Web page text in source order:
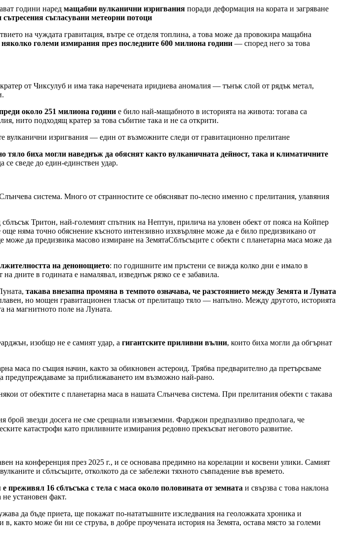
години наред мащабни вулканични изригвания поради деформация на кората и загряване
съгласувани метеорни потоци
на чуждата гравитация, вътре се отделя топлина, а това може да провокира мащабна
големи измирания през последните 600 милиона години — според него за това
от Чиксулуб и има така наречената иридиева аномалия — тънък слой от рядък метал,
около 251 милиона години е било най-мащабното в историята на живота: тогава са
нито подходящ кратер за това събитие така и не са открити.
вулканични изригвания — един от възможните следи от гравитационно прелитане
тяло биха могли наведнъж да обяснят както вулканичната дейност, така и климатичните
се сведе до един-единствен удар.
система. Много от странностите се обясняват по-лесно именно с прелитания, улавяния
Тритон, най-големият спътник на Нептун, прилича на уловен обект от пояса на Койпер
няма точно обяснение късното интензивно изхвърляне може да е било предизвикано от
Сблъсъците с обекти с планетарна маса може да
на денонощието: по годишните им пръстени се вижда колко дни е имало в
дните в годината е намалявал, изведнъж рязко се е забавила.
такава внезапна промяна в темпото означава, че разстоянието между Земята и Луната
но мощен гравитационен тласък от прелитащо тяло — напълно. Между другото, историята
на магнитното поле на Луната.
изобщо не е самият удар, а гигантските приливни вълни, които биха могли да обгърнат
маса по същия начин, както за обикновен астероид. Трябва предварително да претърсваме
за приближаването им възможно най-рано.
от обектите с планетарна маса в нашата Слънчева система. При прелитания обекти с такава
звезди досега не сме срещнали извънземни. Фарджон предпазливо предполага, че
катастрофи като приливните измирания редовно прекъсват неговото развитие.
на конференция през 2025 г., и се основава предимно на корелации и косвени улики. Самият
и сблъсъците, отколкото да се забележи тяхното съвпадение във времето.
преживял 16 сблъсъка с тела с маса около половината от земната и свързва с това наклона
установен факт.
да бъде приета, ще покажат по-нататъшните изследвания на геоложката хроника и
както може би ни се струва, в добре проучената история на Земята, остава място за големи